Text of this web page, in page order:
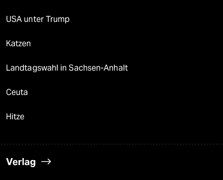
USA unter Trump
Katzen
Landtagswahl in Sachsen-Anhalt
Ceuta
Hitze
Verlag